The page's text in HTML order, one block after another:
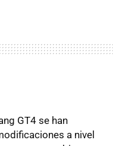
GT4 se han
a nivel